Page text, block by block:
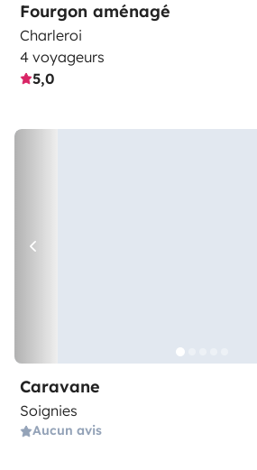
Fourgon aménagé
Charleroi
4 voyageurs
5,0
Caravane
Soignies
Aucun avis